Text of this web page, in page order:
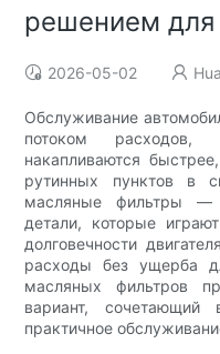
решением для
2026-05-02
Обслуживание
потоком
накапливаются
рутинных пунктов в
масляные фильтры —
детали, которые
долговечности
расходы без ущерба
масляных фильтров
вариант,
практичное